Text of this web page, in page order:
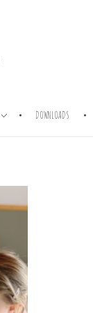
DOWNLOADS